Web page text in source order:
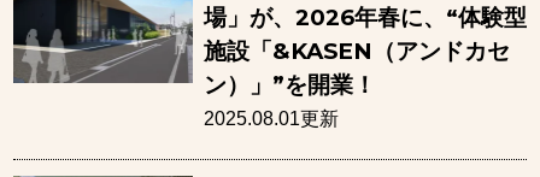
場」が、2026年春に、“体験型
施設「&KASEN（アンドカセ
ン）」”を開業！
2025.08.01更新